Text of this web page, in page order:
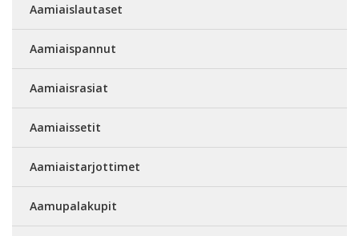
Aamiaislautaset
Aamiaispannut
Aamiaisrasiat
Aamiaissetit
Aamiaistarjottimet
Aamupalakupit